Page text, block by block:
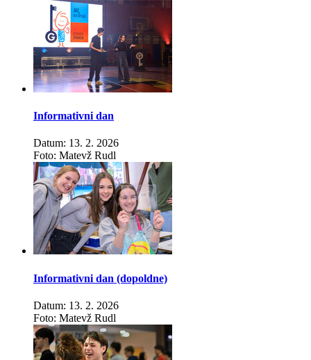
Informativni dan
Datum: 13. 2. 2026
Foto: Matevž Rudl
Informativni dan (dopoldne)
Datum: 13. 2. 2026
Foto: Matevž Rudl